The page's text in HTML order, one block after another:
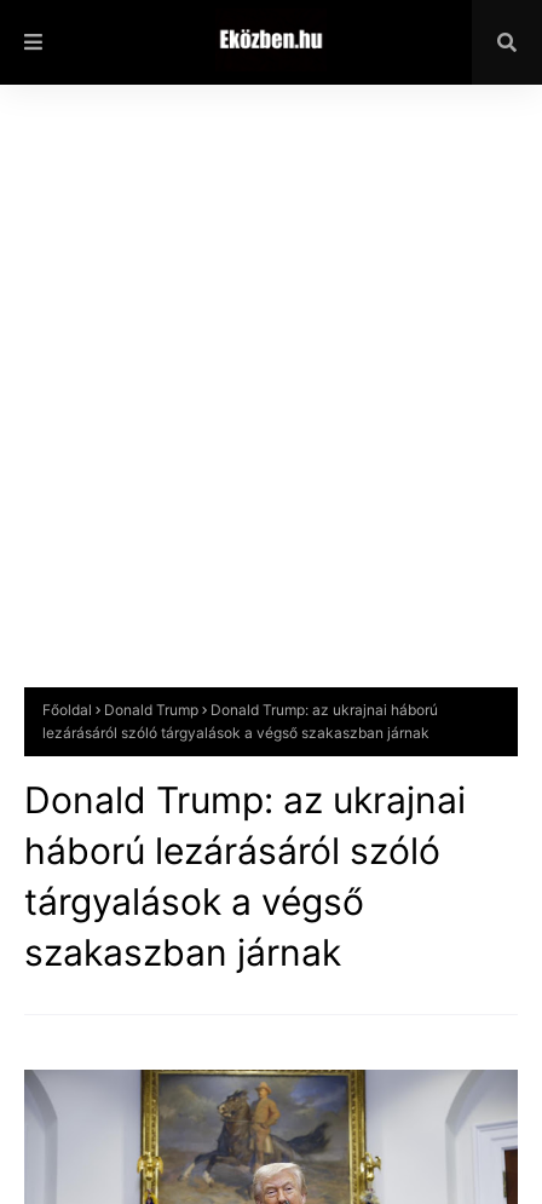
Főoldal Donald Trump
Donald Trump: az ukrajnai háború
lezárásáról szóló tárgyalások a végső szakaszban járnak
Donald Trump: az ukrajnai
háború lezárásáról szóló
tárgyalások a végső
szakaszban járnak